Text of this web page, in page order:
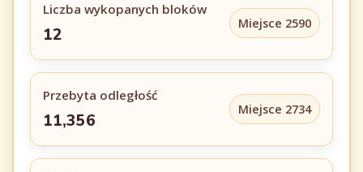
Liczba wykopanych bloków
12
Miejsce 2590
Przebyta odległość
11,356
Miejsce 2734